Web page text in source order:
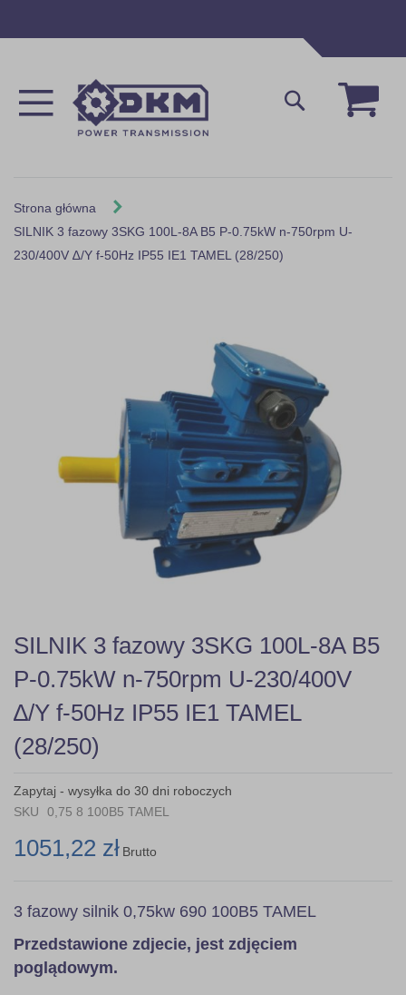
Mój
Szukaj
Strona główna
SILNIK 3 fazowy 3SKG 100L-8A B5 P-0.75kW n-750rpm U-
230/400V ∆/Y f-50Hz IP55 IE1 TAMEL (28/250)
Skip
to
the
beginning
of
the
images
gallery
SILNIK 3 fazowy 3SKG 100L-8A B5
P-0.75kW n-750rpm U-230/400V
∆/Y f-50Hz IP55 IE1 TAMEL
(28/250)
Zapytaj - wysyłka do 30 dni roboczych
SKU
0,75 8 100B5 TAMEL
1051,22 zł Brutto
3 fazowy silnik 0,75kw 690 100B5 TAMEL
Przedstawione zdjecie, jest zdjęciem
poglądowym.